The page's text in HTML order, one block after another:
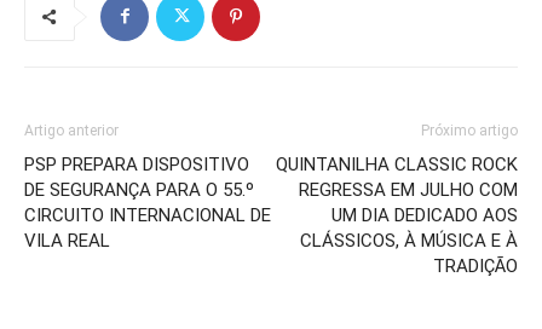
Artigo anterior
PSP PREPARA DISPOSITIVO
DE SEGURANÇA PARA O 55.º
CIRCUITO INTERNACIONAL DE
VILA REAL
Próximo artigo
QUINTANILHA CLASSIC ROCK
REGRESSA EM JULHO COM
UM DIA DEDICADO AOS
CLÁSSICOS, À MÚSICA E À
TRADIÇÃO